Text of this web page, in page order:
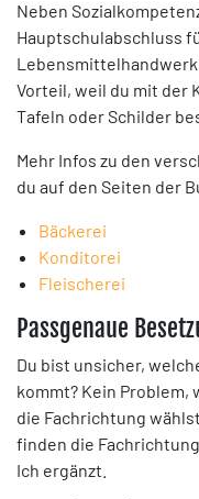
Neben
Hauptschulabschluss
Vorteil, weil du mit der
Tafeln oder Schilder
Mehr Infos zu den
du auf den Seiten der
Bäckerei
Konditorei
Fleischerei
Passgenaue
Du bist unsicher,
kommt? Kein
die Fachrichtung
finden die
Ich ergänzt.